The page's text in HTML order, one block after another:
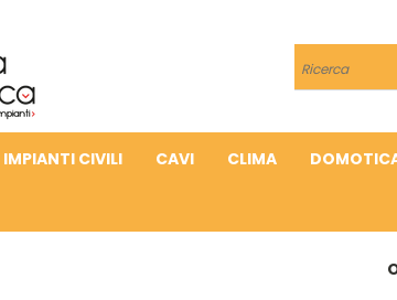
Cerca
IMPIANTI CIVILI CAVI CLIMA